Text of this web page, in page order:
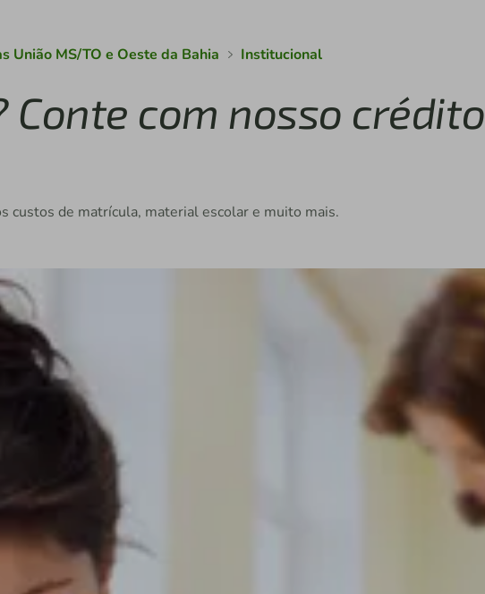
União MS/TO e Oeste da Bahia Institucional
Conte com nosso crédito
custos de matrícula, material escolar e muito mais.